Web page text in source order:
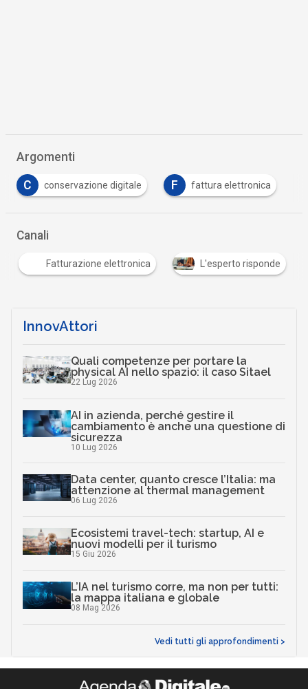
Argomenti
C conservazione digitale F fattura elettronica
Canali
Fatturazione elettronica L'esperto risponde
InnovAttori
Quali competenze per portare la
physical AI nello spazio: il caso Sitael
22 Lug 2026
AI in azienda, perché gestire il
cambiamento è anche una questione di
sicurezza
10 Lug 2026
Data center, quanto cresce l’Italia: ma
attenzione al thermal management
06 Lug 2026
Ecosistemi travel-tech: startup, AI e
nuovi modelli per il turismo
15 Giu 2026
L’IA nel turismo corre, ma non per tutti:
la mappa italiana e globale
08 Mag 2026
Vedi tutti gli approfondimenti >